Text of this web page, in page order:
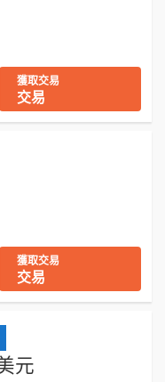
獲取交易
交易
獲取交易
交易
元